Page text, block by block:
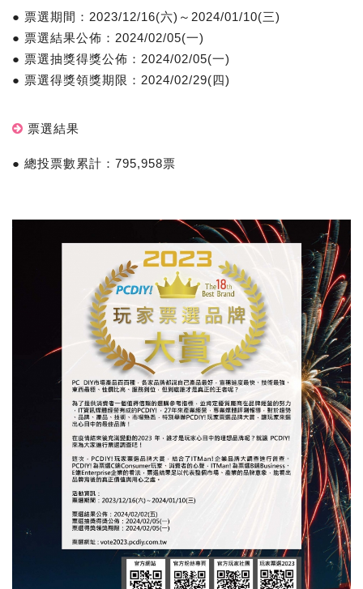
● 票選期間：2023/12/16(六)～2024/01/10(三)
● 票選結果公佈：2024/02/05(一)
● 票選抽獎得獎公佈：2024/02/05(一)
● 票選得獎領獎期限：2024/02/29(四)
票選結果
● 總投票數累計：795,958票